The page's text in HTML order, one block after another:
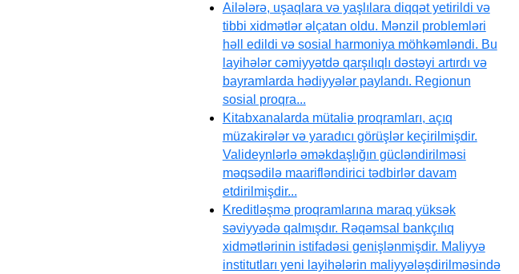
Ailələrə, uşaqlara və yaşlılara diqqət yetirildi və
tibbi xidmətlər əlçatan oldu. Mənzil problemləri
həll edildi və sosial harmoniya möhkəmləndi. Bu
layihələr cəmiyyətdə qarşılıqlı dəstəyi artırdı və
bayramlarda hədiyyələr paylandı. Regionun
sosial proqra...
Kitabxanalarda mütaliə proqramları, açıq
müzakirələr və yaradıcı görüşlər keçirilmişdir.
Valideynlərlə əməkdaşlığın gücləndirilməsi
məqsədilə maarifləndirici tədbirlər davam
etdirilmişdir...
Kreditləşmə proqramlarına maraq yüksək
səviyyədə qalmışdır. Rəqəmsal bankçılıq
xidmətlərinin istifadəsi genişlənmişdir. Maliyyə
institutları yeni layihələrin maliyyələşdirilməsində